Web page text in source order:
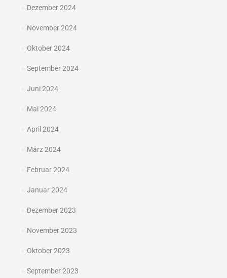
Dezember 2024
November 2024
Oktober 2024
September 2024
Juni 2024
Mai 2024
April 2024
März 2024
Februar 2024
Januar 2024
Dezember 2023
November 2023
Oktober 2023
September 2023